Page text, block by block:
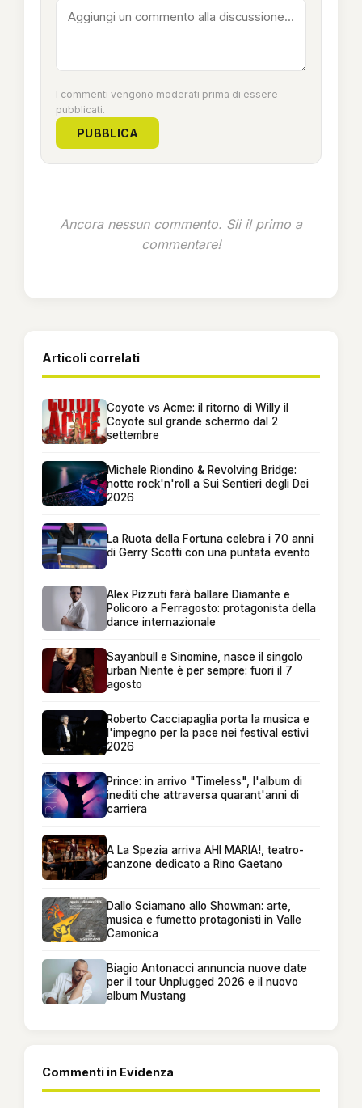
I commenti vengono moderati prima di essere
pubblicati.
PUBBLICA
Ancora nessun commento. Sii il primo a
commentare!
Articoli correlati
Coyote vs Acme: il ritorno di Willy il
Coyote sul grande schermo dal 2
settembre
Michele Riondino & Revolving Bridge:
notte rock'n'roll a Sui Sentieri degli Dei
2026
La Ruota della Fortuna celebra i 70 anni
di Gerry Scotti con una puntata evento
Alex Pizzuti farà ballare Diamante e
Policoro a Ferragosto: protagonista della
dance internazionale
Sayanbull e Sinomine, nasce il singolo
urban Niente è per sempre: fuori il 7
agosto
Roberto Cacciapaglia porta la musica e
l'impegno per la pace nei festival estivi
2026
Prince: in arrivo "Timeless", l'album di
inediti che attraversa quarant'anni di
carriera
A La Spezia arriva AHI MARIA!, teatro-
canzone dedicato a Rino Gaetano
Dallo Sciamano allo Showman: arte,
musica e fumetto protagonisti in Valle
Camonica
Biagio Antonacci annuncia nuove date
per il tour Unplugged 2026 e il nuovo
album Mustang
Commenti in Evidenza